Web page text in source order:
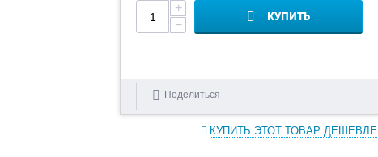
+
−
КУПИТЬ
Поделиться
КУПИТЬ ЭТОТ ТОВАР ДЕШЕВЛЕ